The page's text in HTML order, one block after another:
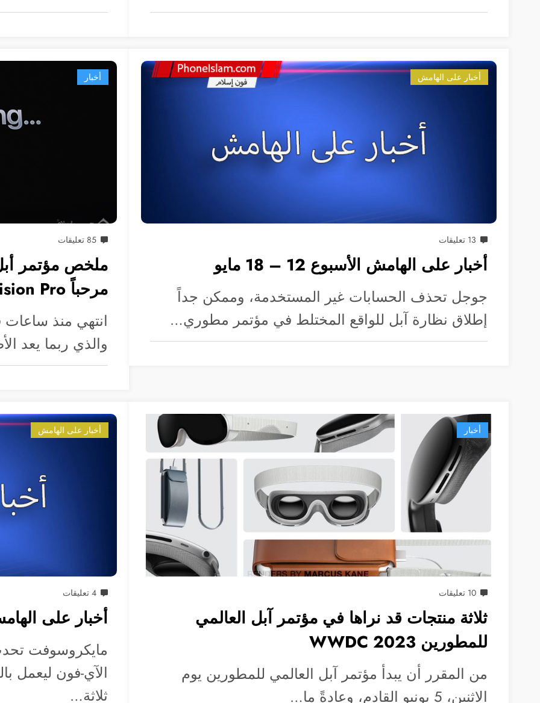
أخبار
85 تعليقات
مرحباً Vision Pro
والذي ربما يعد
أخبار على الهامش
13 تعليقات
أخبار على الهامش الأسبوع 12 – 18 مايو
جوجل تحذف الحسابات غير المستخدمة، وممكن جداً
إطلاق نظارة آبل للواقع المختلط في مؤتمر مطوري…
أخبار على الهامش
4 تعليقات
أخبار على الهامش
الآي-فون ليعمل
ثلاثة…
أخبار
10 تعليقات
ثلاثة منتجات قد نراها في مؤتمر آبل العالمي
للمطورين WWDC 2023
من المقرر أن يبدأ مؤتمر آبل العالمي للمطورين يوم
الاثنين، 5 يونيو القادم، وعادةً ما…